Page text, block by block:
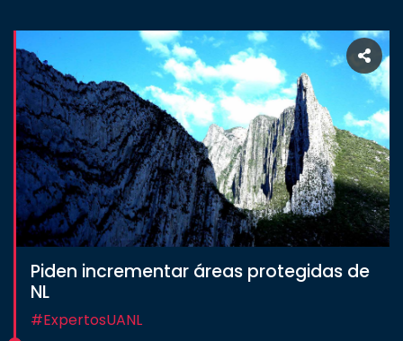
Piden incrementar áreas protegidas de
NL
#ExpertosUANL